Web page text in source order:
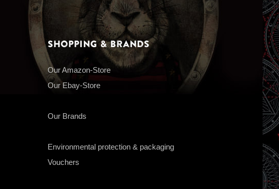
Shopping & Brands
Our Amazon-Store
Our Ebay-Store
Our Brands
Environmental protection & packaging
Vouchers